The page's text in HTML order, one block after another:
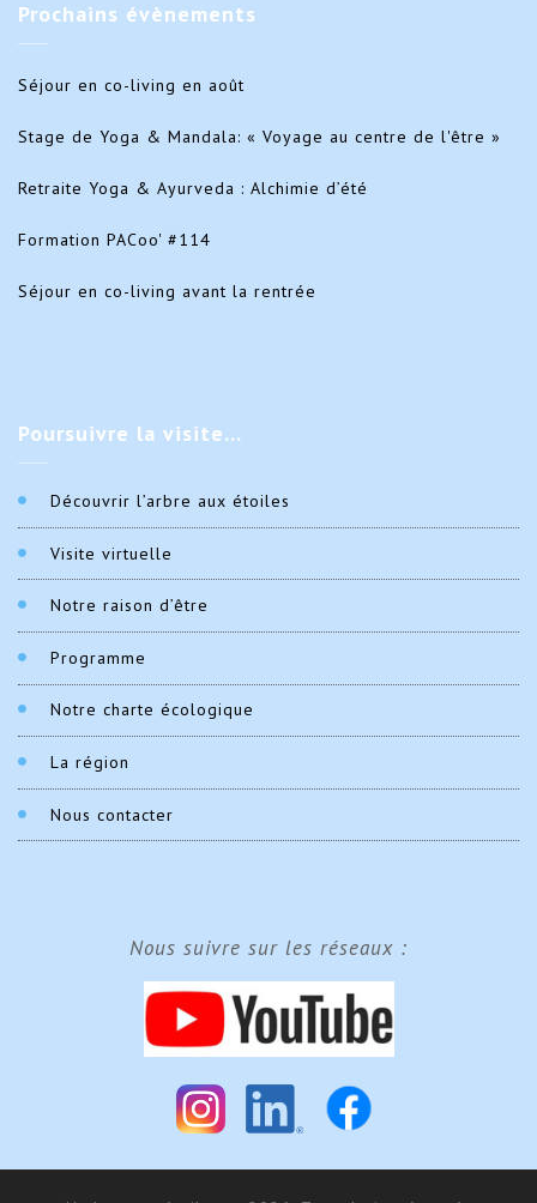
Prochains évènements
Séjour en co-living en août
Stage de Yoga & Mandala: « Voyage au centre de l'être »
Retraite Yoga & Ayurveda : Alchimie d’été
Formation PACoo' #114
Séjour en co-living avant la rentrée
Poursuivre la visite…
Découvrir l’arbre aux étoiles
Visite virtuelle
Notre raison d’être
Programme
Notre charte écologique
La région
Nous contacter
Nous suivre sur les réseaux :